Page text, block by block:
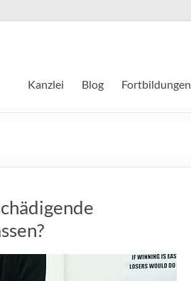
Kanzlei Blog Fortbildungen